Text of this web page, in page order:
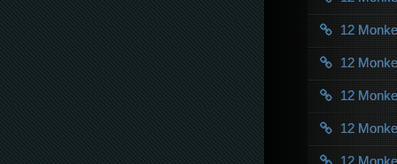
12
12
12
12
12